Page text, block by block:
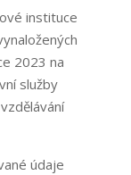
instituce
2023 na
služby
údaje